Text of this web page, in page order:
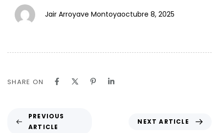
Jair Arroyave Montoyaoctubre 8, 2025
SHARE ON
PREVIOUS
ARTICLE
NEXT ARTICLE